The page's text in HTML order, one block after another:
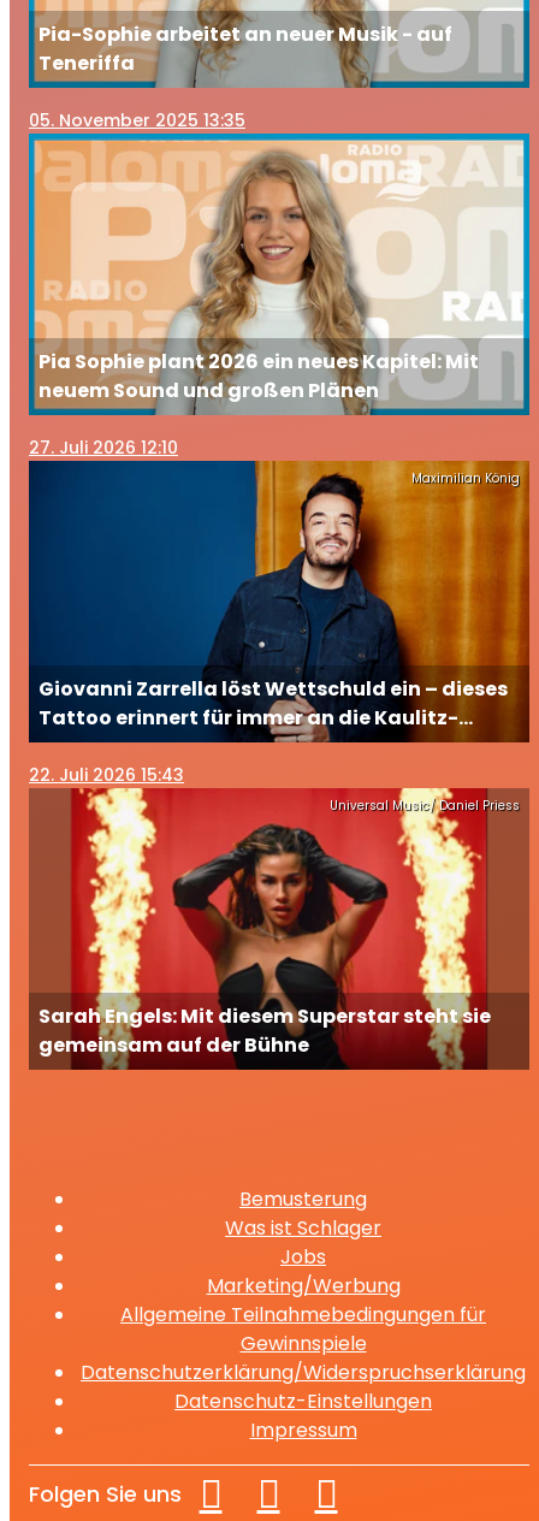
Pia-Sophie arbeitet an neuer Musik - auf
Teneriffa
05. November 2025 13:35
Pia Sophie plant 2026 ein neues Kapitel: Mit
neuem Sound und großen Plänen
27. Juli 2026 12:10
Maximilian König
Giovanni Zarrella löst Wettschuld ein – dieses
Tattoo erinnert für immer an die Kaulitz-
Brüder
22. Juli 2026 15:43
Universal Music/ Daniel Priess
Sarah Engels: Mit diesem Superstar steht sie
gemeinsam auf der Bühne
Bemusterung
Was ist Schlager
Jobs
Marketing/Werbung
Allgemeine Teilnahmebedingungen für
Gewinnspiele
Datenschutzerklärung/Widerspruchserklärung
Datenschutz-Einstellungen
Impressum
Folgen Sie uns